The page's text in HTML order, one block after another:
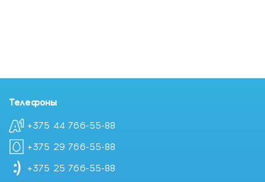
Телефоны
+375 44 766-55-88
+375 29 766-55-88
+375 25 766-55-88